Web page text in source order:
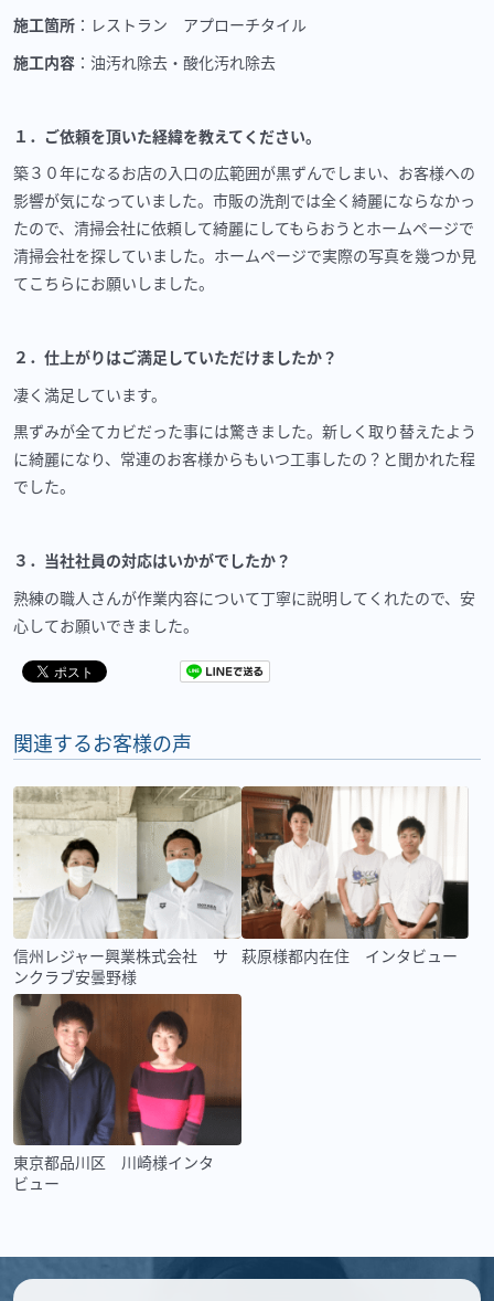
施工箇所 ：レストラン アプローチタイル
施工内容 ：油汚れ除去・酸化汚れ除去
１．ご依頼を頂いた経緯を教えてください。
築３０年になるお店の入口の広範囲が黒ずんでしまい、お客様への
影響が気になっていました。市販の洗剤では全く綺麗にならなかっ
たので、清掃会社に依頼して綺麗にしてもらおうとホームページで
清掃会社を探していました。ホームページで実際の写真を幾つか見
てこちらにお願いしました。
２．仕上がりはご満足していただけましたか？
凄く満足しています。
黒ずみが全てカビだった事には驚きました。新しく取り替えたよう
に綺麗になり、常連のお客様からもいつ工事したの？と聞かれた程
でした。
３．当社社員の対応はいかがでしたか？
熟練の職人さんが作業内容について丁寧に説明してくれたので、安
心してお願いできました。
関連するお客様の声
信州レジャー興業株式会社 サ
ンクラブ安曇野様
萩原様都内在住 インタビュー
東京都品川区 川崎様インタ
ビュー